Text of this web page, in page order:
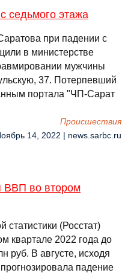
седьмого этажа
при падении с
в министерстве
мужчины
37. Потерпевший
портала "ЧП-Сарат
Происшествия
14, 2022 | news.sarbc.ru
ВВП во втором
статистики (Росстат)
квартале 2022 года до
В августе, исходя
падение